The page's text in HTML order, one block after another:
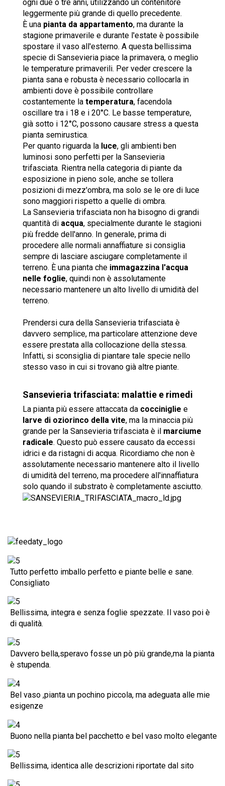
ogni due o tre anni, utilizzando un contenitore
leggermente più grande di quello precedente.
È una pianta da appartamento, ma durante la
stagione primaverile e durante l'estate è possibile
spostare il vaso all'esterno. A questa bellissima
specie di Sansevieria piace la primavera, o meglio
le temperature primaverili. Per veder crescere la
pianta sana e robusta è necessario collocarla in
ambienti dove è possibile controllare
costantemente la temperatura, facendola
oscillare tra i 18 e i 20°C. Le basse temperature,
già sotto i 12°C, possono causare stress a questa
pianta semirustica.
Per quanto riguarda la luce, gli ambienti ben
luminosi sono perfetti per la Sansevieria
trifasciata. Rientra nella categoria di piante da
esposizione in pieno sole, anche se tollera
posizioni di mezz'ombra, ma solo se le ore di luce
sono maggiori rispetto a quelle di ombra.
La Sansevieria trifasciata non ha bisogno di grandi
quantità di acqua, specialmente durante le stagioni
più fredde dell'anno. In generale, prima di
procedere alle normali annaffiature si consiglia
sempre di lasciare asciugare completamente il
terreno. È una pianta che immagazzina l'acqua
nelle foglie, quindi non è assolutamente
necessario mantenere un alto livello di umidità del
terreno.
Prendersi cura della Sansevieria trifasciata è
davvero semplice, ma particolare attenzione deve
essere prestata alla collocazione della stessa.
Infatti, si sconsiglia di piantare tale specie nello
stesso vaso in cui si trovano già altre piante.
Sansevieria trifasciata: malattie e rimedi
La pianta più essere attaccata da cocciniglie e
larve di oziorinco della vite, ma la minaccia più
grande per la Sansevieria trifasciata è il marciume
radicale. Questo può essere causato da eccessi
idrici e da ristagni di acqua. Ricordiamo che non è
assolutamente necessario mantenere alto il livello
di umidità del terreno, ma procedere all'innaffiatura
solo quando il substrato è completamente asciutto.
Tutto perfetto imballo perfetto e piante belle e sane.
Consigliato
Bellissima, integra e senza foglie spezzate. Il vaso poi è
di qualità.
Davvero bella,speravo fosse un pò più grande,ma la pianta
è stupenda.
Bel vaso ,pianta un pochino piccola, ma adeguata alle mie
esigenze
Buono nella pianta bel pacchetto e bel vaso molto elegante
Bellissima, identica alle descrizioni riportate dal sito